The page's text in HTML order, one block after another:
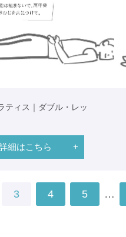
ティス｜ダブル・レッ
細はこちら
3 4 5 …